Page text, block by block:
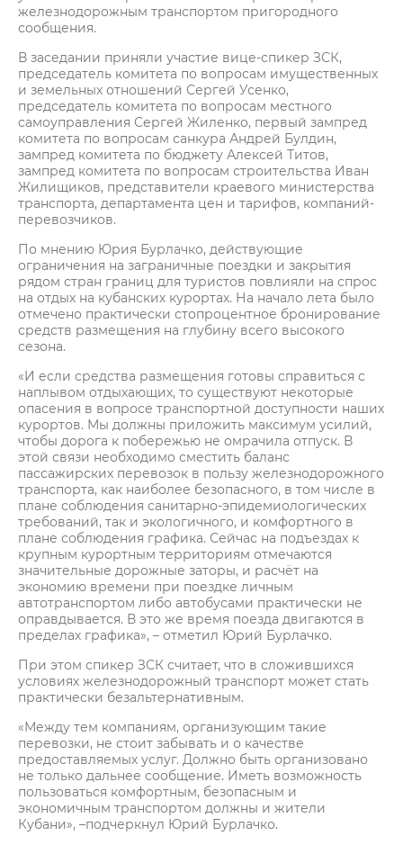
железнодорожным транспортом пригородного
сообщения.
В заседании приняли участие вице-спикер ЗСК,
председатель комитета по вопросам имущественных
и земельных отношений Сергей Усенко,
председатель комитета по вопросам местного
самоуправления Сергей Жиленко, первый зампред
комитета по вопросам санкура Андрей Булдин,
зампред комитета по бюджету Алексей Титов,
зампред комитета по вопросам строительства Иван
Жилищиков, представители краевого министерства
транспорта, департамента цен и тарифов, компаний-
перевозчиков.
По мнению Юрия Бурлачко, действующие
ограничения на заграничные поездки и закрытия
рядом стран границ для туристов повлияли на спрос
на отдых на кубанских курортах. На начало лета было
отмечено практически стопроцентное бронирование
средств размещения на глубину всего высокого
сезона.
«И если средства размещения готовы справиться с
наплывом отдыхающих, то существуют некоторые
опасения в вопросе транспортной доступности наших
курортов. Мы должны приложить максимум усилий,
чтобы дорога к побережью не омрачила отпуск. В
этой связи необходимо сместить баланс
пассажирских перевозок в пользу железнодорожного
транспорта, как наиболее безопасного, в том числе в
плане соблюдения санитарно-эпидемиологических
требований, так и экологичного, и комфортного в
плане соблюдения графика. Сейчас на подъездах к
крупным курортным территориям отмечаются
значительные дорожные заторы, и расчёт на
экономию времени при поездке личным
автотранспортом либо автобусами практически не
оправдывается. В это же время поезда двигаются в
пределах графика», – отметил Юрий Бурлачко.
При этом спикер ЗСК считает, что в сложившихся
условиях железнодорожный транспорт может стать
практически безальтернативным.
«Между тем компаниям, организующим такие
перевозки, не стоит забывать и о качестве
предоставляемых услуг. Должно быть организовано
не только дальнее сообщение. Иметь возможность
пользоваться комфортным, безопасным и
экономичным транспортом должны и жители
Кубани», –подчеркнул Юрий Бурлачко.